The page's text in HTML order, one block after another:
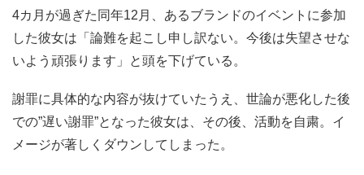
4カ月が過ぎた同年12月、あるブランドのイベントに参加
した彼女は「論難を起こし申し訳ない。今後は失望させな
いよう頑張ります」と頭を下げている。
謝罪に具体的な内容が抜けていたうえ、世論が悪化した後
での”遅い謝罪”となった彼女は、その後、活動を自粛。イ
メージが著しくダウンしてしまった。